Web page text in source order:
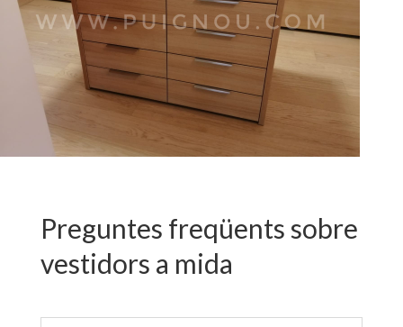
Preguntes freqüents sobre
vestidors a mida